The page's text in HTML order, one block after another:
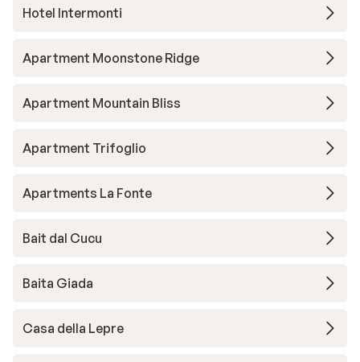
Hotel Intermonti
Apartment Moonstone Ridge
Apartment Mountain Bliss
Apartment Trifoglio
Apartments La Fonte
Bait dal Cucu
Baita Giada
Casa della Lepre